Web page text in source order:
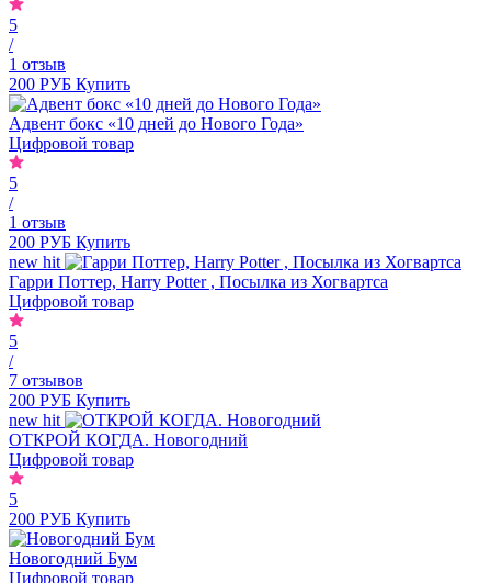
5
/
1 отзыв
200 РУБ Купить
Адвент бокс «10 дней до Нового Года»
Цифровой товар
5
/
1 отзыв
200 РУБ Купить
new hit
Гарри Поттер, Harry Potter , Посылка из Хогвартса
Цифровой товар
5
/
7 отзывов
200 РУБ Купить
new hit
ОТКРОЙ КОГДА. Новогодний
Цифровой товар
5
200 РУБ Купить
Новогодний Бум
Цифровой товар